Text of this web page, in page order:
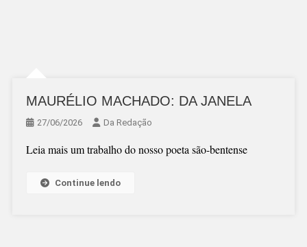
MAURÉLIO MACHADO: DA JANELA
27/06/2026 Da Redação
Leia mais um trabalho do nosso poeta são-bentense
Continue lendo